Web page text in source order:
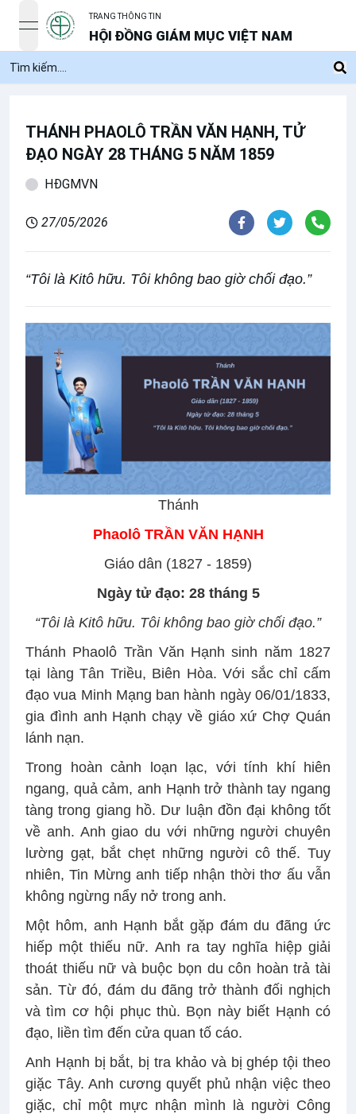
open navigation menu
TRANG THÔNG TIN
HỘI ĐỒNG GIÁM MỤC VIỆT NAM
THÁNH PHAOLÔ TRẦN VĂN HẠNH, TỬ
ĐẠO NGÀY 28 THÁNG 5 NĂM 1859
HĐGMVN
27/05/2026
“Tôi là Kitô hữu. Tôi không bao giờ chối đạo.”
Thánh
Phaolô TRẦN VĂN HẠNH
Giáo dân (1827 - 1859)
Ngày tử đạo: 28 tháng 5
“Tôi là Kitô hữu. Tôi không bao giờ chối đạo.”
Thánh Phaolô Trần Văn Hạnh sinh năm 1827
tại làng Tân Triều, Biên Hòa. Với sắc chỉ cấm
đạo vua Minh Mạng ban hành ngày 06/01/1833,
gia đình anh Hạnh chạy về giáo xứ Chợ Quán
lánh nạn.
Trong hoàn cảnh loạn lạc, với tính khí hiên
ngang, quả cảm, anh Hạnh trở thành tay ngang
tàng trong giang hồ. Dư luận đồn đại không tốt
về anh. Anh giao du với những người chuyên
lường gạt, bắt chẹt những người cô thế. Tuy
nhiên, Tin Mừng anh tiếp nhận thời thơ ấu vẫn
không ngừng nẩy nở trong anh.
Một hôm, anh Hạnh bắt gặp đám du đãng ức
hiếp một thiếu nữ. Anh ra tay nghĩa hiệp giải
thoát thiếu nữ và buộc bọn du côn hoàn trả tài
sản. Từ đó, đám du đãng trở thành đối nghịch
và tìm cơ hội phục thù. Bọn này biết Hạnh có
đạo, liền tìm đến cửa quan tố cáo.
Anh Hạnh bị bắt, bị tra khảo và bị ghép tội theo
giặc Tây. Anh cương quyết phủ nhận việc theo
giặc, chỉ một mực nhận mình là người Công